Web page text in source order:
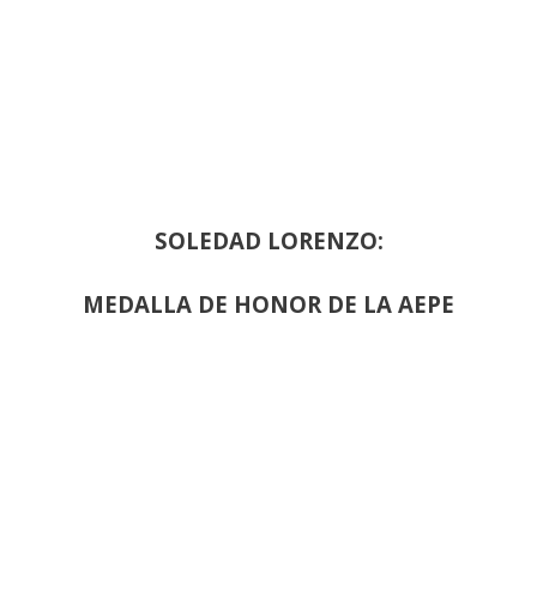
SOLEDAD LORENZO:
MEDALLA DE HONOR DE LA AEPE